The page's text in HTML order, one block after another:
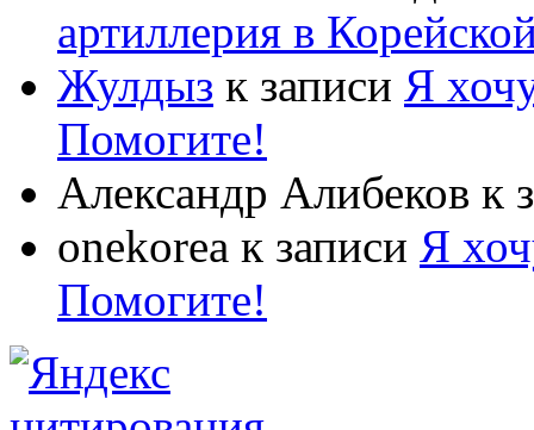
артиллерия в
Жулдыз к записи Я
Помогите!
Александр Алибеков к
onekorea к записи Я
Помогите!